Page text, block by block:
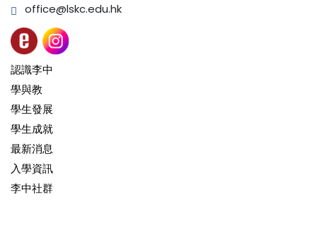
office@lskc.edu.hk
認識李中
學與教
學生發展
學生成就
最新消息
入學資訊
李中社群